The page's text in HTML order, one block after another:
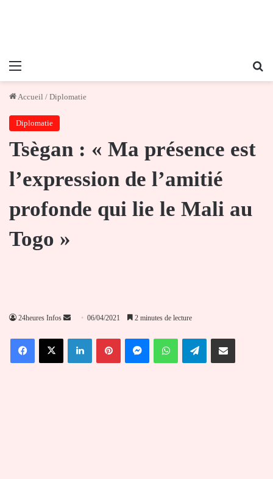
Menu
Accueil / Diplomatie
Diplomatie
Tsègan : « Ma présence est
l’expression de l’amitié
profonde qui lie le Mali au
Togo »
24heures Infos
Envoyer
courriel
06/04/2021 2 minutes de lecture
FacebookX LinkedinPinterestMessengerWhatsAppTelegramPartager par email